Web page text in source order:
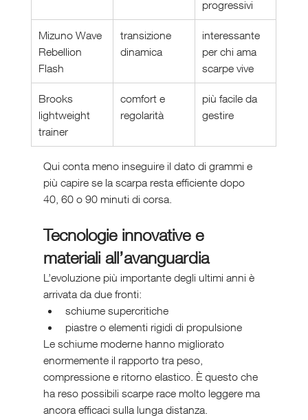
progressivi
Mizuno Wave
Rebellion
Flash
transizione
dinamica
interessante
per chi ama
scarpe vive
Brooks
lightweight
trainer
comfort e
regolarità
più facile da
gestire
Qui conta meno inseguire il dato di grammi e
più capire se la scarpa resta efficiente dopo
40, 60 o 90 minuti di corsa.
Tecnologie innovative e
materiali all’avanguardia
L’evoluzione più importante degli ultimi anni è
arrivata da due fronti:
schiume supercritiche
piastre o elementi rigidi di propulsione
Le schiume moderne hanno migliorato
enormemente il rapporto tra peso,
compressione e ritorno elastico. È questo che
ha reso possibili scarpe race molto leggere ma
ancora efficaci sulla lunga distanza.